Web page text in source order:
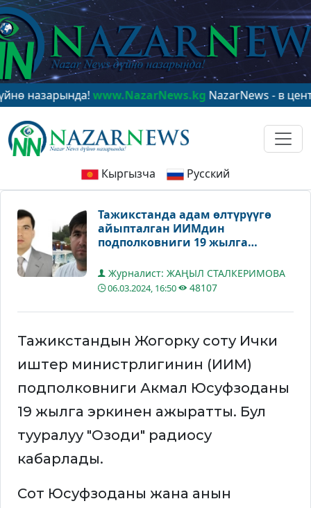
www.NazarNews.kgNazarNews - в центре
Кыргызча Русский
Тажикстанда адам өлтүрүүгө
айыпталган ИИМдин
подполковниги 19 жылга
Журналист: ЖАҢЫЛ СТАЛКЕРИМОВА
06.03.2024, 16:50 48107
Тажикстандын Жогорку соту Ички
иштер министрлигинин (ИИМ)
подполковниги Акмал Юсуфзоданы
19 жылга эркинен ажыратты. Бул
тууралуу "Озоди" радиосу
кабарлады.
Сот Юсуфзоданы жана анын